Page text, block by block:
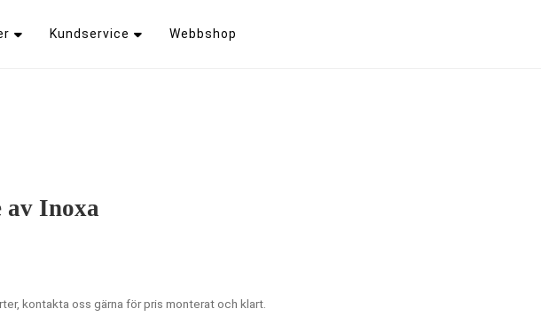
Kundservice Webbshop
av Inoxa
kontakta oss gärna för pris monterat och klart.